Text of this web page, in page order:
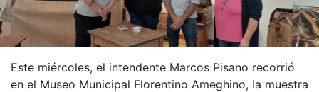
Este miércoles, el intendente Marcos Pisano recorrió
en el Museo Municipal Florentino Ameghino, la muestra